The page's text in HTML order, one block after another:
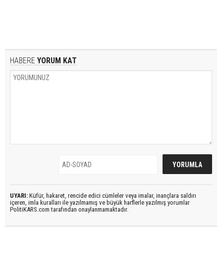
HABERE YORUM KAT
UYARI: Küfür, hakaret, rencide edici cümleler veya imalar, inançlara saldırı
içeren, imla kuralları ile yazılmamış ve büyük harflerle yazılmış yorumlar
PolitiKARS.com tarafından onaylanmamaktadır.